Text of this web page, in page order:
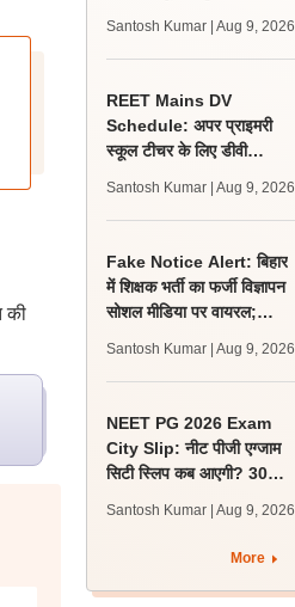
की
Santosh Kumar | Aug 9, 2026
REET Mains DV
Schedule: अपर प्राइमरी
स्कूल टीचर के लिए डीवी
प्रक्रिया 12 अगस्त से शुरू
Santosh Kumar | Aug 9, 2026
Fake Notice Alert: बिहार
में शिक्षक भर्ती का फर्जी विज्ञापन
सोशल मीडिया पर वायरल;
Santosh Kumar | Aug 9, 2026
NEET PG 2026 Exam
City Slip: नीट पीजी एग्जाम
सिटी स्लिप कब आएगी? 30
Santosh Kumar | Aug 9, 2026
More